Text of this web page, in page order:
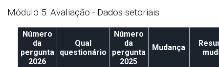
Módulo 5. Avaliação - Dados setoriais
Número
da
pergunta
2026
Qual
questionário
Número
da
pergunta
2025
Mudança